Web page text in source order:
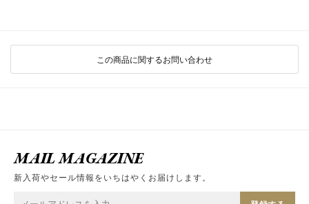
この商品に関するお問い合わせ
MAIL MAGAZINE
新入荷やセール情報をいちはやくお届けします。